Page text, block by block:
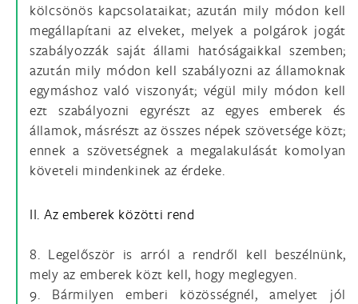
kölcsönös kapcsolataikat; azután mily módon kell
megállapítani az elveket, melyek a polgárok jogát
szabályozzák saját állami hatóságaikkal szemben;
azután mily módon kell szabályozni az államoknak
egymáshoz való viszonyát; végül mily módon kell
ezt szabályozni egyrészt az egyes emberek és
államok, másrészt az összes népek szövetsége közt;
ennek a szövetségnek a megalakulását komolyan
követeli mindenkinek az érdeke.
II. Az emberek közötti rend
8. Legelőször is arról a rendről kell beszélnünk,
mely az emberek közt kell, hogy meglegyen.
9. Bármilyen emberi közösségnél, amelyet jól